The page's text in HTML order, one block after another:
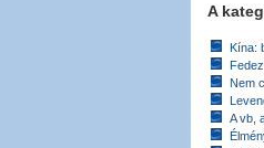
A
Kína:
Nem
A vb,